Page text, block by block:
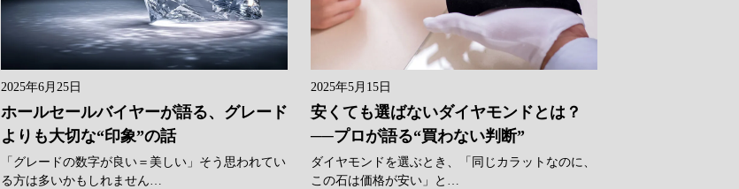
2025年6月25日
ホールセールバイヤーが語る、グレード
よりも大切な“印象”の話
「グレードの数字が良い＝美しい」そう思われてい
る方は多いかもしれません…
2025年5月15日
安くても選ばないダイヤモンドとは？
──プロが語る“買わない判断”
ダイヤモンドを選ぶとき、「同じカラットなのに、
この石は価格が安い」と…